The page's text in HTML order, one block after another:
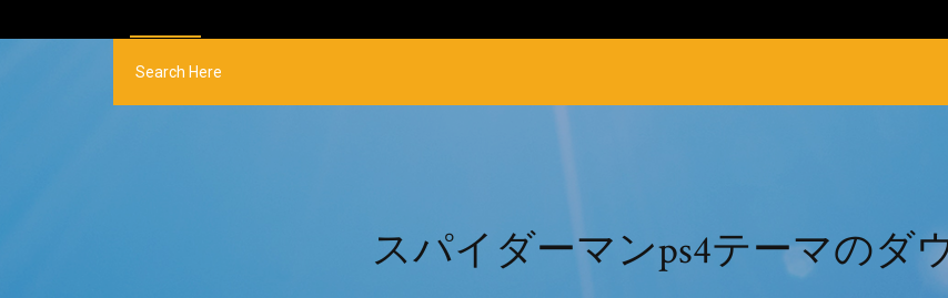
スパイダーマンps4テーマのダ